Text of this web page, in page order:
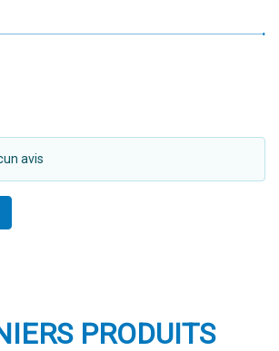
avis
PRODUITS